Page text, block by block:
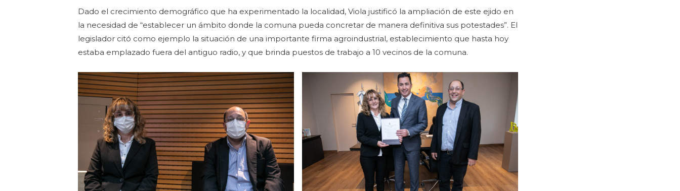
Dado el crecimiento demográfico que ha experimentado la localidad, Viola justificó la ampliación de este ejido en
la necesidad de “establecer un ámbito donde la comuna pueda concretar de manera definitiva sus potestades”. El
legislador citó como ejemplo la situación de una importante firma agroindustrial, establecimiento que hasta hoy
estaba emplazado fuera del antiguo radio, y que brinda puestos de trabajo a 10 vecinos de la comuna.